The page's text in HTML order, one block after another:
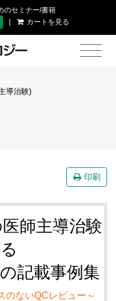
のセミナー/書籍
| カートを見る
導治験)
印刷
師主導治験
記載事例集
のないQCレビュー～